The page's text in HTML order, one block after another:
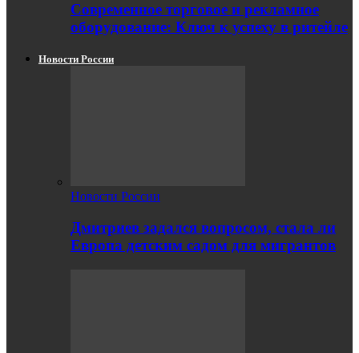
Современное торговое и рекламное
оборудование: Ключ к успеху в ритейле
Новости России
Новости России
Дмитриев задался вопросом, стала ли
Европа детским садом для мигрантов